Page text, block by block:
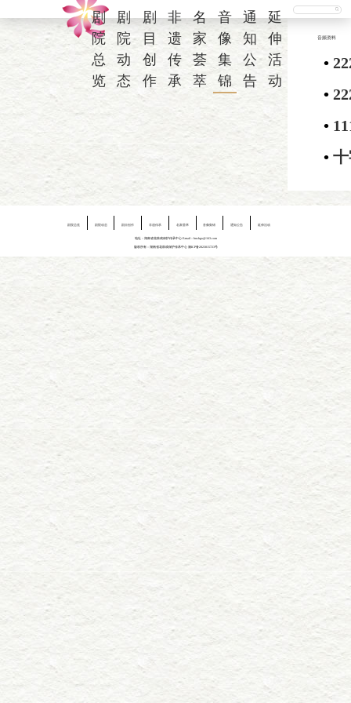
剧
院
总
览
剧
院
动
态
剧
目
创
作
非
遗
传
承
名
家
荟
萃
音
像
集
锦
通
知
公
告
延
伸
活
动
音频资料
•
•
•
•
剧院总览 剧院动态 剧目创作 非遗传承 名家荟萃 音像集锦 通知公告 延伸活动
地址：湖南省花鼓戏保护传承中心 E-mail：hnshgx@163.com
版权所有：湖南省花鼓戏保护传承中心 湘ICP备2023015723号